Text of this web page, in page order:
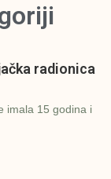
radionica
imala 15 godina i